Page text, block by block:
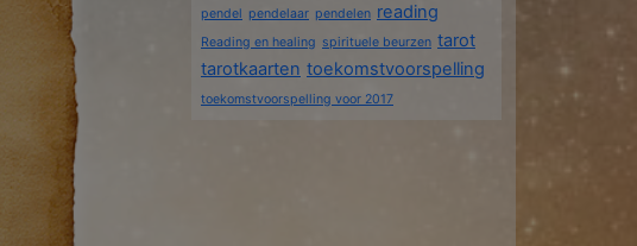
pendel pendelaar pendelen reading
Reading en healing spirituele beurzen tarot
tarotkaarten toekomstvoorspelling
toekomstvoorspelling voor 2017